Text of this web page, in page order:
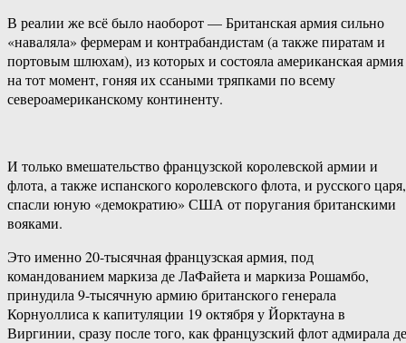
В реалии же всё было наоборот — Британская армия сильно
«наваляла» фермерам и контрабандистам (а также пиратам и
портовым шлюхам), из которых и состояла американская армия
на тот момент, гоняя их ссаными тряпками по всему
североамериканскому континенту.
И только вмешательство французской королевской армии и
флота, а также испанского королевского флота, и русского царя,
спасли юную «демократию» США от поругания британскими
вояками.
Это именно 20-тысячная французская армия, под
командованием маркиза де ЛаФайета и маркиза Рошамбо,
принудила 9-тысячную армию британского генерала
Корнуоллиса к капитуляции 19 октября у Йорктауна в
Виргинии, сразу после того, как французский флот адмирала де